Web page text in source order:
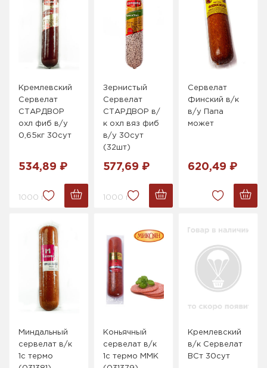
Кремлевский
Сервелат
СТАРДВОР
охл фиб в/у
0,65кг 30сут
534,89 ₽
1000 г.
Зернистый
Сервелат
СТАРДВОР в/
к охл вяз фиб
в/у 30сут
(32шт)
577,69 ₽
1000 г.
Сервелат
Финский в/к
в/у Папа
может
620,49 ₽
Миндальный
сервелат в/к
1с термо
Коньячный
сервелат в/к
1с термо ММК
Кремлевский
в/к Сервелат
ВСт 30сут